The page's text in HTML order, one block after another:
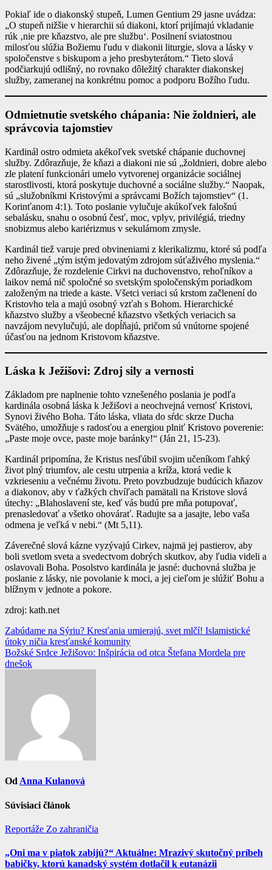
Pokiaľ ide o diakonský stupeň, Lumen Gentium 29 jasne uvádza:
„O stupeň nižšie v hierarchii sú diakoni, ktorí prijímajú vkladanie
rúk ‚nie pre kňazstvo, ale pre službu‘. Posilnení sviatostnou
milosťou slúžia Božiemu ľudu v diakonii liturgie, slova a lásky v
spoločenstve s biskupom a jeho presbyterátom.“ Tieto slová
podčiarkujú odlišný, no rovnako dôležitý charakter diakonskej
služby, zameranej na konkrétnu pomoc a podporu Božího ľudu.
Odmietnutie svetského chápania: Nie žoldnieri, ale
správcovia tajomstiev
Kardinál ostro odmieta akékoľvek svetské chápanie duchovnej
služby. Zdôrazňuje, že kňazi a diakoni nie sú „žoldnieri, dobre alebo
zle platení funkcionári umelo vytvorenej organizácie sociálnej
starostlivosti, ktorá poskytuje duchovné a sociálne služby.“ Naopak,
sú „služobníkmi Kristovými a správcami Božích tajomstiev“ (1.
Korinťanom 4:1). Toto poslanie vylučuje akúkoľvek falošnú
sebalásku, snahu o osobnú česť, moc, vplyv, privilégiá, triedny
snobizmus alebo kariérizmus v sekulárnom zmysle.
Kardinál tiež varuje pred obvineniami z klerikalizmu, ktoré sú podľa
neho živené „tým istým jedovatým zdrojom súťaživého myslenia.“
Zdôrazňuje, že rozdelenie Cirkvi na duchovenstvo, rehoľníkov a
laikov nemá nič spoločné so svetským spoločenským poriadkom
založeným na triede a kaste. Všetci veriaci sú krstom začlenení do
Kristovho tela a majú osobný vzťah s Bohom. Hierarchické
kňazstvo služby a všeobecné kňazstvo všetkých veriacich sa
navzájom nevylučujú, ale dopĺňajú, pričom sú vnútorne spojené
účasťou na jednom Kristovom kňazstve.
Láska k Ježišovi: Zdroj sily a vernosti
Základom pre naplnenie tohto vznešeného poslania je podľa
kardinála osobná láska k Ježišovi a neochvejná vernosť Kristovi,
Synovi živého Boha. Táto láska, vliata do sŕdc skrze Ducha
Svätého, umožňuje s radosťou a energiou plniť Kristovo poverenie:
„Paste moje ovce, paste moje baránky!“ (Ján 21, 15-23).
Kardinál pripomína, že Kristus nesľúbil svojim učeníkom ľahký
život plný triumfov, ale cestu utrpenia a kríža, ktorá vedie k
vzkrieseniu a večnému životu. Preto povzbudzuje budúcich kňazov
a diakonov, aby v ťažkých chvíľach pamätali na Kristove slová
útechy: „Blahoslavení ste, keď vás budú pre mňa potupovať,
prenasledovať a všetko ohovárať. Radujte sa a jasajte, lebo vaša
odmena je veľká v nebi.“ (Mt 5,11).
Záverečné slová kázne vyzývajú Cirkev, najmä jej pastierov, aby
boli svetlom sveta a svedectvom dobrých skutkov, aby ľudia videli a
oslavovali Boha. Posolstvo kardinála je jasné: duchovná služba je
poslanie z lásky, nie povolanie k moci, a jej cieľom je slúžiť Bohu a
blížnym v jednote a pokore.
zdroj: kath.net
Navigácia
v
článku
Zabúdame na Sýriu? Kresťania umierajú, svet mlčí! Islamistické
útoky ničia kresťanské komunity
Božské Srdce Ježišovo: Inšpirácia od otca Štefana Mordela pre
dnešok
Od Anna Kulanová
Súvisiaci článok
Reportáže Zo zahraničia
„Oni ma v piatok zabijú?“ Aktuálne: Mrazivý skutočný príbeh
babičky, ktorú kanadský systém dotlačil k eutanázii